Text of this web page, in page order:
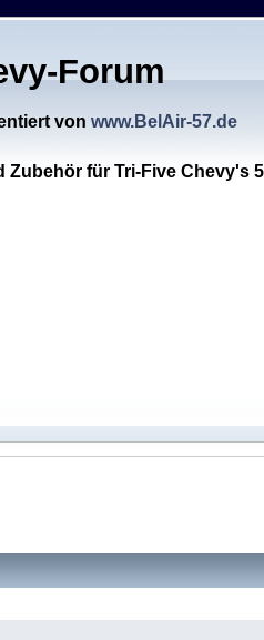
Forum
von www.BelAir-57.de
für Tri-Five Chevy's